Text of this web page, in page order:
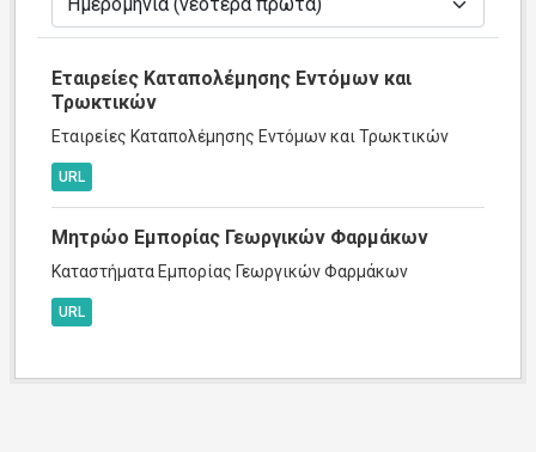
Εταιρείες Καταπολέμησης Εντόμων και
Τρωκτικών
Εταιρείες Καταπολέμησης Εντόμων και Τρωκτικών
URL
Μητρώο Εμπορίας Γεωργικών Φαρμάκων
Καταστήματα Εμπορίας Γεωργικών Φαρμάκων
URL